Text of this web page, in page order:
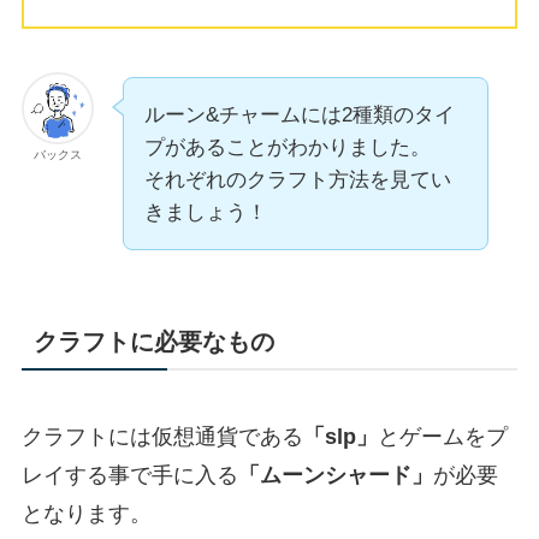
バックス
ルーン&チャームには2種類のタイ
プがあることがわかりました。
それぞれのクラフト方法を見てい
きましょう！
クラフトに必要なもの
クラフトには仮想通貨である 「slp」
とゲームをプ
レイする事で手に入る 「ムーンシャード」 が必要
となります。